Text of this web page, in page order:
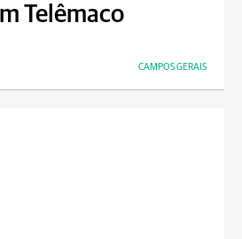
Telêmaco
CAMPOS GERAIS